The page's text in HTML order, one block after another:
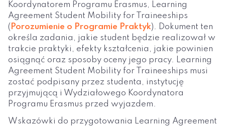
Koordynatorem Programu Erasmus, Learning
Agreement Student Mobility for Traineeships
( Porozumienie o Programie Praktyk). Dokument ten
określa zadania, jakie student będzie realizował w
trakcie praktyki, efekty kształcenia, jakie powinien
osiągnąć oraz sposoby oceny jego pracy. Learning
Agreement Student Mobility for Traineeships musi
zostać podpisany przez studenta, instytucję
przyjmującą i Wydziałowego Koordynatora
Programu Erasmus przed wyjazdem.
Wskazówki do przygotowania Learning Agreement